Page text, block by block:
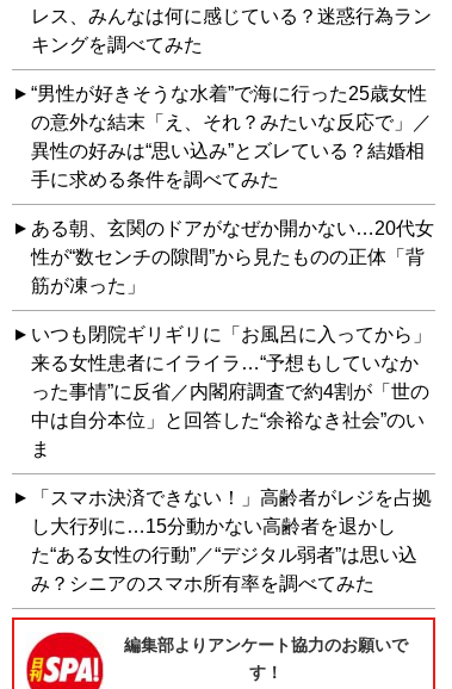
レス、みんなは何に感じている？迷惑行為ラン
キングを調べてみた
“男性が好きそうな水着”で海に行った25歳女性
の意外な結末「え、それ？みたいな反応で」／
異性の好みは“思い込み”とズレている？結婚相
手に求める条件を調べてみた
ある朝、玄関のドアがなぜか開かない…20代女
性が“数センチの隙間”から見たものの正体「背
筋が凍った」
いつも閉院ギリギリに「お風呂に入ってから」
来る女性患者にイライラ…“予想もしていなか
った事情”に反省／内閣府調査で約4割が「世の
中は自分本位」と回答した“余裕なき社会”のい
ま
「スマホ決済できない！」高齢者がレジを占拠
し大行列に…15分動かない高齢者を退かし
た“ある女性の行動”／“デジタル弱者”は思い込
み？シニアのスマホ所有率を調べてみた